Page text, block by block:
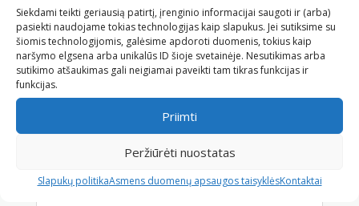
Siekdami teikti geriausią patirtį, įrenginio informacijai saugoti ir (arba)
pasiekti naudojame tokias technologijas kaip slapukus. Jei sutiksime su
šiomis technologijomis, galėsime apdoroti duomenis, tokius kaip
naršymo elgsena arba unikalūs ID šioje svetainėje. Nesutikimas arba
sutikimo atšaukimas gali neigiamai paveikti tam tikras funkcijas ir
funkcijas.
Priimti
Peržiūrėti nuostatas
Slapukų politikaAsmens duomenų apsaugos taisyklėsKontaktai
Bendras plotis: 67 cm
Bendras ilgis: 81 cm
Ratukų skersmuo: 200/35 mm
Konsultuojame
Kad būtų lengviau išsirinkti siūlome jums
straipsnį„Vaikštynės suaugusiems – kaip
išsirinkti geriausią?”Arba paskambinkite ir
mes padėsime išsirinkti tinkamiausią tel.
+37052766143.